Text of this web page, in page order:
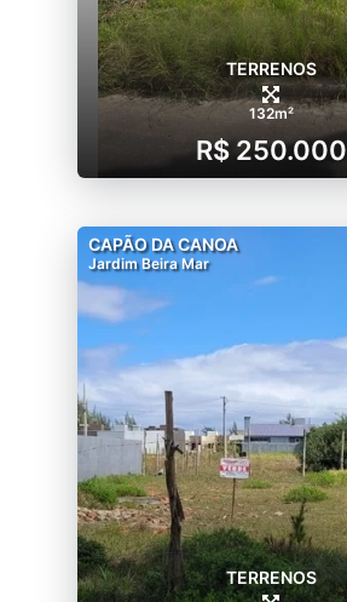
TERRENOS
132m²
R$ 250.000
CAPÃO DA CANOA
Jardim Beira Mar
TERRENOS